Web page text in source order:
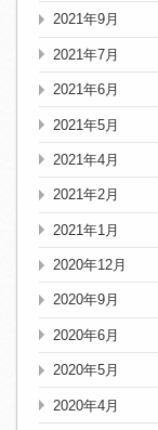
2021年9月
2021年7月
2021年6月
2021年5月
2021年4月
2021年2月
2021年1月
2020年12月
2020年9月
2020年6月
2020年5月
2020年4月